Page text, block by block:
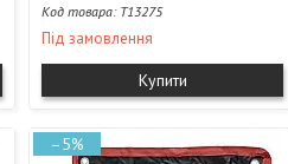
T13275
Під замовлення
Купити
–5%